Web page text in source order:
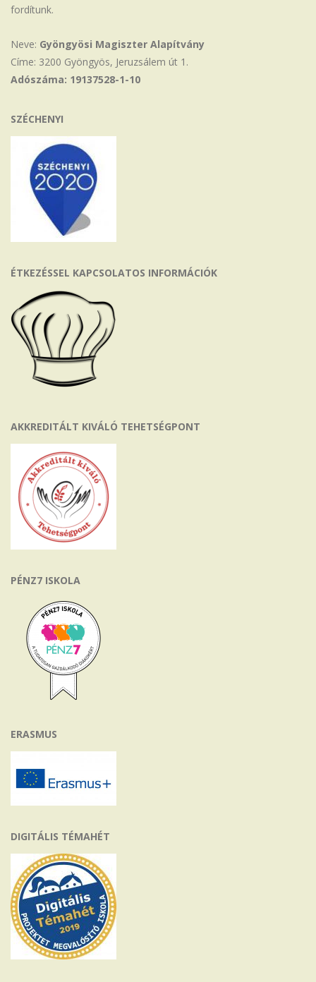
fordítunk.
Neve: Gyöngyösi Magiszter Alapítvány
Címe: 3200 Gyöngyös, Jeruzsálem út 1.
Adószáma: 19137528-1-10
SZÉCHENYI
ÉTKEZÉSSEL KAPCSOLATOS INFORMÁCIÓK
AKKREDITÁLT KIVÁLÓ TEHETSÉGPONT
PÉNZ7 ISKOLA
ERASMUS
DIGITÁLIS TÉMAHÉT